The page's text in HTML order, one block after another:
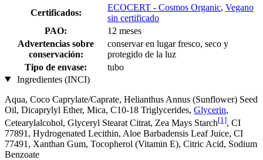
Certificados:
ECOCERT - Cosmos Organic, Vegano
sin certificado
PAO:
12 meses
Advertencias sobre
conservación:
conservar en lugar fresco, seco y
protegido de la luz
Tipo de envase:
tubo
Ingredientes (INCI)
Aqua, Coco Caprylate/Caprate, Helianthus Annus (Sunflower) Seed
Oil, Dicaprylyl Ether, Mica, C10-18 Triglycerides, Glycerin,
Cetearylalcohol, Glyceryl Stearat Citrat, Zea Mays Starch[1], CI
77891, Hydrogenated Lecithin, Aloe Barbadensis Leaf Juice, CI
77491, Xanthan Gum, Tocopherol (Vitamin E), Citric Acid, Sodium
Benzoate